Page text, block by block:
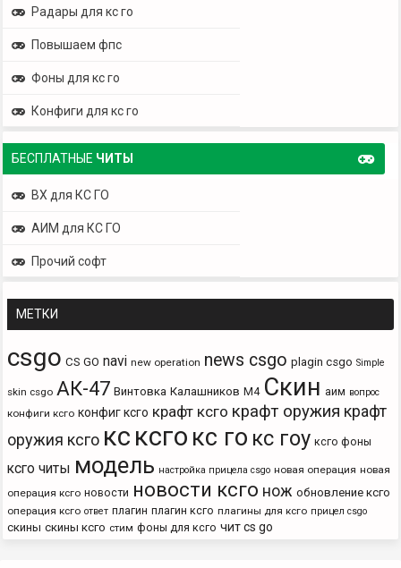
Радары для кс го
Повышаем фпс
Фоны для кс го
Конфиги для кс го
БЕСПЛАТНЫЕ ЧИТЫ
ВХ для КС ГО
АИМ для КС ГО
Прочий софт
МЕТКИ
csgo CS GO navi new operation news csgo plagin csgo Simple
skin csgo АК-47 Винтовка Калашников М4 Скин аим вопрос
конфиги ксго конфиг ксго крафт ксго крафт оружия крафт
оружия ксго кс ксго кс го кс гоу ксго фоны
ксго читы модель настройка прицела csgo новая операция новая
операция ксго новости новости ксго нож обновление ксго
операция ксго ответ плагин плагин ксго плагины для ксго прицел csgo
скины скины ксго стим фоны для ксго чит cs go